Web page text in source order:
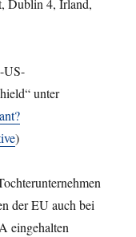
Dublin 4, Irland,
US-
unter
)
der EU auch bei
eingehalten